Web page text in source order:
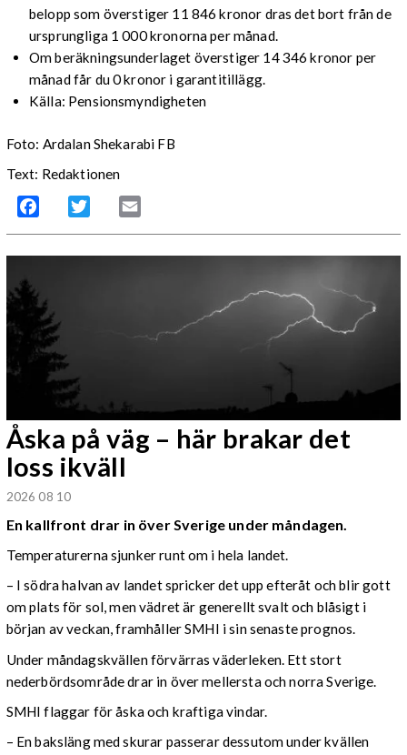
belopp som överstiger 11 846 kronor dras det bort från de
ursprungliga 1 000 kronorna per månad.
Om beräkningsunderlaget överstiger 14 346 kronor per
månad får du 0 kronor i garantitillägg.
Källa: Pensionsmyndigheten
Foto: Ardalan Shekarabi FB
Text: Redaktionen
Facebook Twitter
Åska på väg – här brakar det
loss ikväll
2026 08 10
En kallfront drar in över Sverige under måndagen.
Temperaturerna sjunker runt om i hela landet.
– I södra halvan av landet spricker det upp efteråt och blir gott
om plats för sol, men vädret är generellt svalt och blåsigt i
början av veckan, framhåller SMHI i sin senaste prognos.
Under måndagskvällen förvärras väderleken. Ett stort
nederbördsområde drar in över mellersta och norra Sverige.
SMHI flaggar för åska och kraftiga vindar.
– En baksläng med skurar passerar dessutom under kvällen